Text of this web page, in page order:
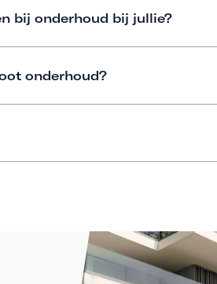
bij onderhoud bij jullie?
onderhoud?